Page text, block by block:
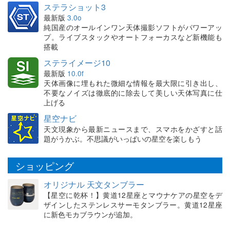
ステラショット3
最新版 3.0o
純国産のオールインワン天体撮影ソフトがパワーアッ
プ。ライブスタックやオートフォーカスなど新機能も
搭載
ステライメージ10
最新版 10.0f
天体画像に埋もれた微細な情報を最大限に引き出し、
不要なノイズは徹底的に除去して美しい天体写真に仕
上げる
星空ナビ
天文現象から最新ニュースまで、スマホをかざすと話
題がうかぶ。不思議がいっぱいの星空を楽しもう
ショッピング
オリジナル 天文タンブラー
【星空に乾杯！】黄道12星座とマウナケアの星空をデ
ザインしたステンレスサーモタンブラー。黄道12星座
に新色モカブラウンが追加。